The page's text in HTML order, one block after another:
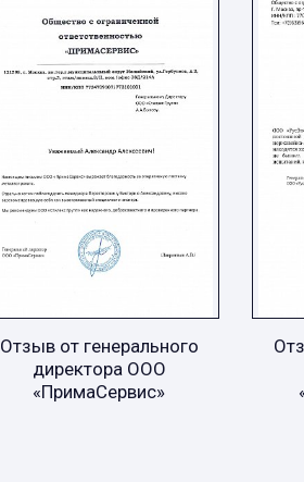
Отзыв от генерального
директора ООО
«ПримаСервис»